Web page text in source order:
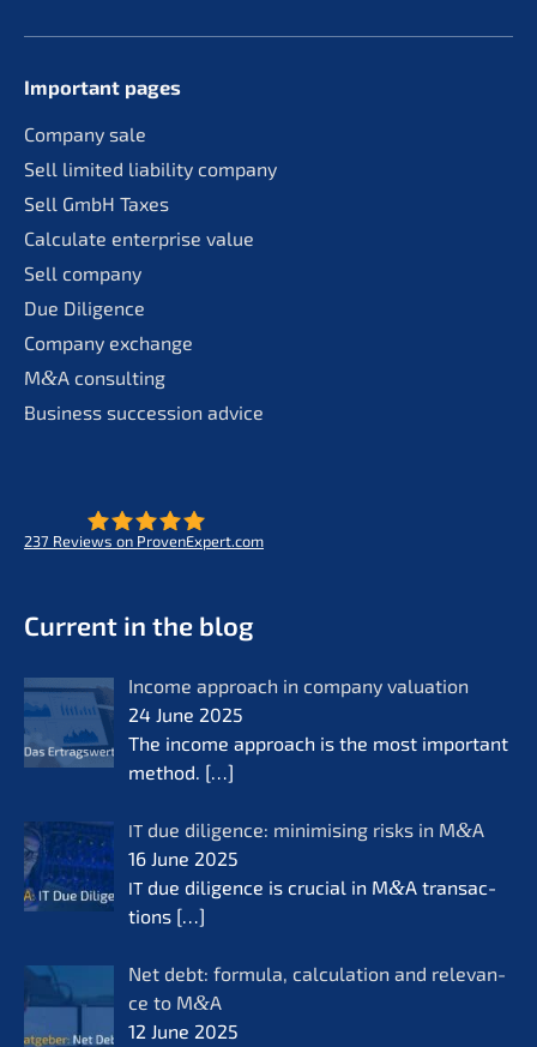
Important pages
Compa­ny sale
Sell limit­ed liabi­li­ty company
Sell GmbH Taxes
Calcu­la­te enter­pri­se value
Sell compa­ny
Due Diligence
Compa­ny exchange
M&A consul­ting
Business succes­si­on advice
237 Reviews on ProvenExpert.com
Current in the blog
Income approach in compa­ny valua­ti­on
24 June 2025
The income approach is the most important
method. […]
IT due diligence: minimi­sing risks in M&A
16 June 2025
IT due diligence is crucial in M&A transac­
tions […]
Net debt: formu­la, calcu­la­ti­on and relevan­
ce to M&A
12 June 2025